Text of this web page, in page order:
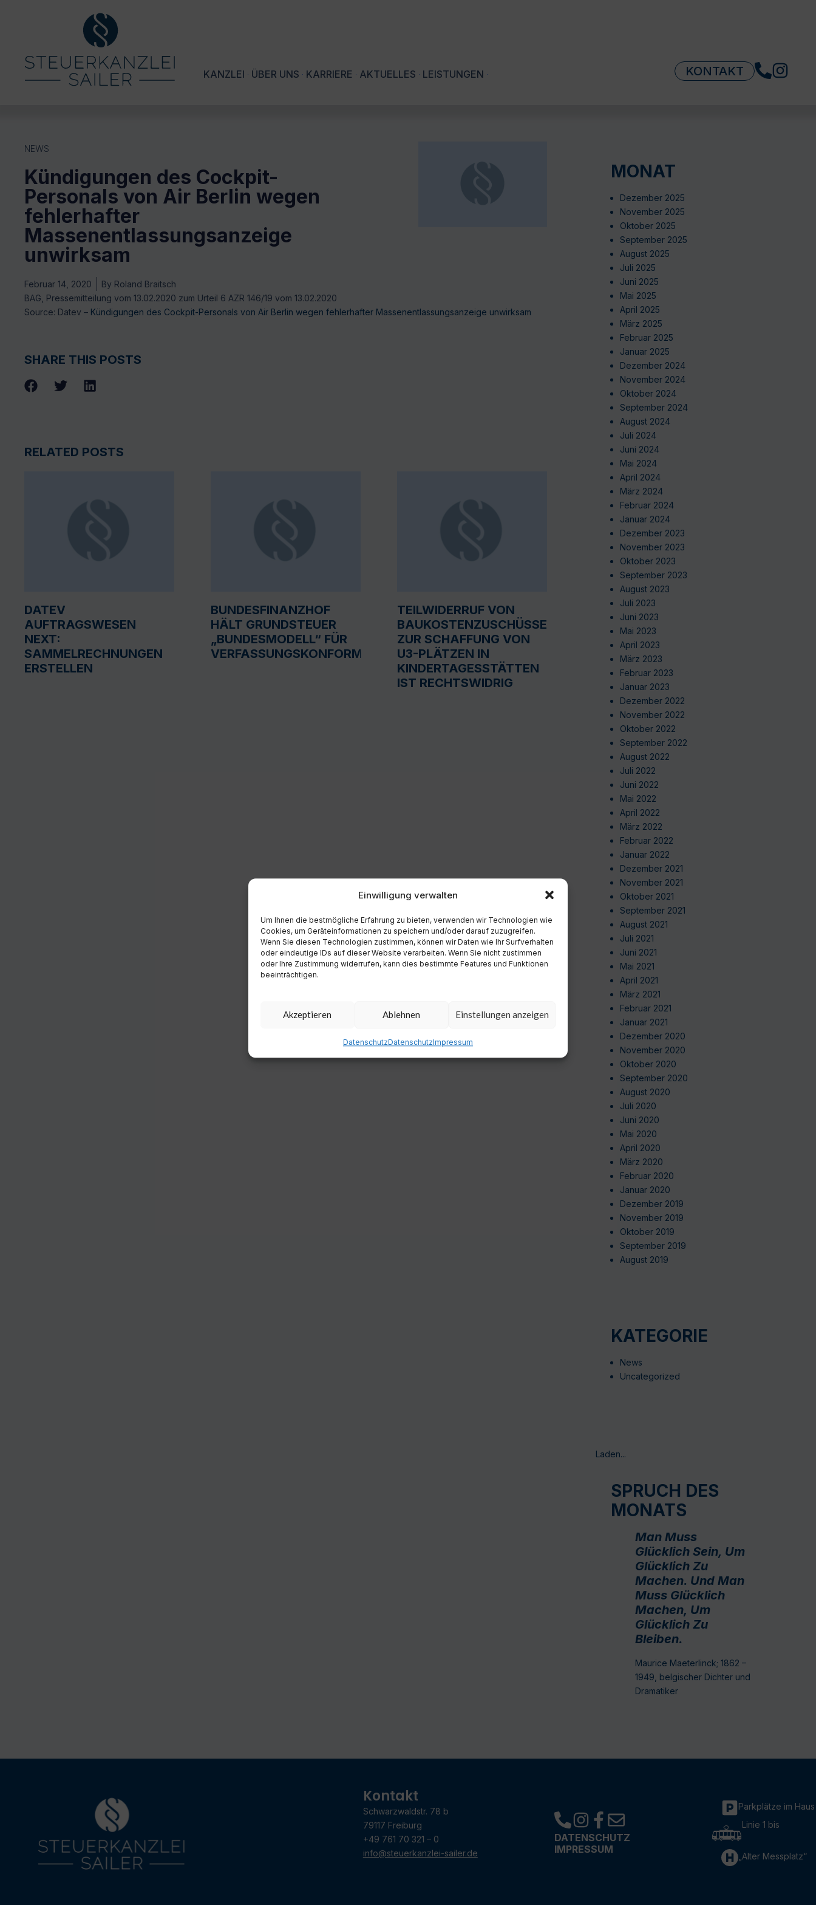
Einwilligung verwalten
Um Ihnen die bestmögliche Erfahrung zu bieten, verwenden wir Technologien wie
Cookies, um Geräteinformationen zu speichern und/oder darauf zuzugreifen.
Wenn Sie diesen Technologien zustimmen, können wir Daten wie Ihr Surfverhalten
oder eindeutige IDs auf dieser Website verarbeiten. Wenn Sie nicht zustimmen
oder Ihre Zustimmung widerrufen, kann dies bestimmte Features und Funktionen
beeinträchtigen.
Akzeptieren Ablehnen Einstellungen anzeigen
DatenschutzDatenschutzImpressum
KANZLEI ÜBER UNS KARRIERE AKTUELLES LEISTUNGEN KONTAKT
NEWS
Kündigungen des Cockpit-
Personals von Air Berlin wegen
fehlerhafter
Massenentlassungsanzeige
unwirksam
Februar 14, 2020 By Roland Braitsch
BAG, Pressemitteilung vom 13.02.2020 zum Urteil 6 AZR 146/19 vom 13.02.2020
Source: Datev – Kündigungen des Cockpit-Personals von Air Berlin wegen fehlerhafter Massenentlassungsanzeige unwirksam
SHARE THIS POSTS
RELATED POSTS
DATEV
AUFTRAGSWESEN
NEXT:
SAMMELRECHNUNGEN
ERSTELLEN
BUNDESFINANZHOF
HÄLT GRUNDSTEUER
„BUNDESMODELL“ FÜR
VERFASSUNGSKONFORM
TEILWIDERRUF VON
BAUKOSTENZUSCHÜSSEN
ZUR SCHAFFUNG VON
U3-PLÄTZEN IN
KINDERTAGESSTÄTTEN
IST RECHTSWIDRIG
MONAT
Dezember 2025
November 2025
Oktober 2025
September 2025
August 2025
Juli 2025
Juni 2025
Mai 2025
April 2025
März 2025
Februar 2025
Januar 2025
Dezember 2024
November 2024
Oktober 2024
September 2024
August 2024
Juli 2024
Juni 2024
Mai 2024
April 2024
März 2024
Februar 2024
Januar 2024
Dezember 2023
November 2023
Oktober 2023
September 2023
August 2023
Juli 2023
Juni 2023
Mai 2023
April 2023
März 2023
Februar 2023
Januar 2023
Dezember 2022
November 2022
Oktober 2022
September 2022
August 2022
Juli 2022
Juni 2022
Mai 2022
April 2022
März 2022
Februar 2022
Januar 2022
Dezember 2021
November 2021
Oktober 2021
September 2021
August 2021
Juli 2021
Juni 2021
Mai 2021
April 2021
März 2021
Februar 2021
Januar 2021
Dezember 2020
November 2020
Oktober 2020
September 2020
August 2020
Juli 2020
Juni 2020
Mai 2020
April 2020
März 2020
Februar 2020
Januar 2020
Dezember 2019
November 2019
Oktober 2019
September 2019
August 2019
KATEGORIE
News
Uncategorized
Laden...
SPRUCH DES
MONATS
Man Muss
Glücklich Sein, Um
Glücklich Zu
Machen. Und Man
Muss Glücklich
Machen, Um
Glücklich Zu
Bleiben.
Maurice Maeterlinck; 1862 –
1949, belgischer Dichter und
Dramatiker
Kontakt
Schwarzwaldstr. 78 b
79117 Freiburg
+49 761 70 321 – 0
info@steuerkanzlei-sailer.de
DATENSCHUTZ
IMPRESSUM
Parkplätze im Haus
Linie 1 bis
„Alter Messplatz“